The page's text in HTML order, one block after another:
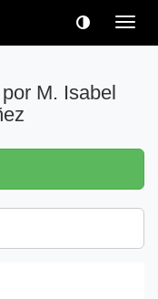
M. Isabel